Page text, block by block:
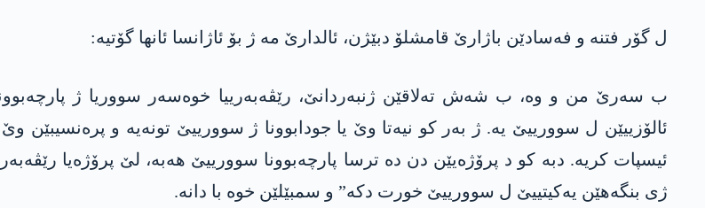
ل گۆر فتنە و فەسادێن باژارێ قامشلۆ دبێژن، ئالدارێ مە ژ بۆ ئاژانسا ئانھا گۆتیە:
ب سەرێ من و وە، ب شەش تەلاقێن ژنبەردانێ، رێڤەبەرییا خوەسەر سووریا ژ پارچەبوونێ
ئالۆزییێن ل سوورییێ یە. ژ بەر کو نیەتا وێ یا جودابوونا ژ سوورییێ تونەیە و
ئیسپات کریە. دبە کو د پرۆژەیێن دن دە ترسا پارچەبوونا سوورییێ ھەبە، لێ پرۆژەیا
ژی بنگەھێن یەکیتییێ ل سوورییێ خورت دکە” و سمبێلێن خوە با دانە.